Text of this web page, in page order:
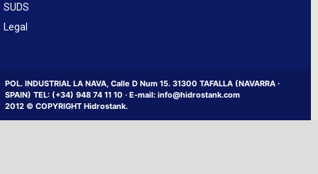
SUDS
Legal
POL. INDUSTRIAL LA NAVA, Calle D Num 15. 31300 TAFALLA (NAVARRA ·
SPAIN) TEL: (+34) 948 74 11 10 · E-mail: info@hidrostank.com
2012 © COPYRIGHT Hidrostank.